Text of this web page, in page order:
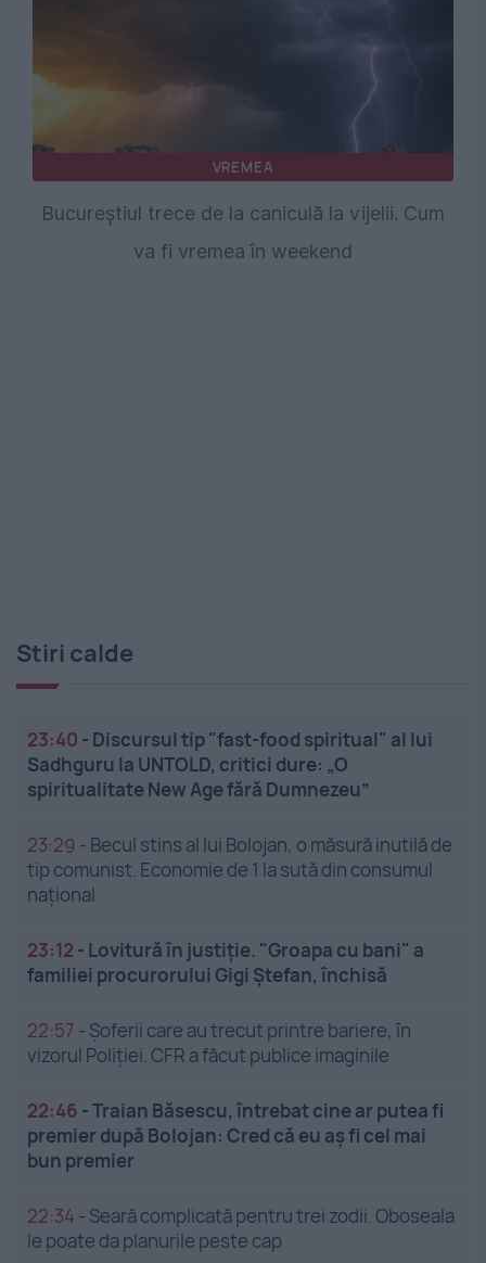
VREMEA
Bucureștiul trece de la caniculă la vijelii. Cum
va fi vremea în weekend
Stiri calde
23:40 - Discursul tip "fast-food spiritual" al lui
Sadhguru la UNTOLD, critici dure: „O
spiritualitate New Age fără Dumnezeu”
23:29 - Becul stins al lui Bolojan, o măsură inutilă de
tip comunist. Economie de 1 la sută din consumul
național
23:12 - Lovitură în justiție. "Groapa cu bani" a
familiei procurorului Gigi Ștefan, închisă
22:57 - Șoferii care au trecut printre bariere, în
vizorul Poliției. CFR a făcut publice imaginile
22:46 -Traian Băsescu, întrebat cine ar putea fi
premier după Bolojan: Cred că eu aș fi cel mai
bun premier
22:34 - Seară complicată pentru trei zodii. Oboseala
le poate da planurile peste cap